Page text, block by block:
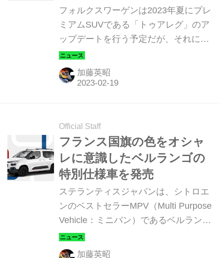
テスト！ 2023年夏にワール
ドプレミア
フォルクスワーゲンは2023年夏にプレ
ミアムSUVである「トゥアレグ」のア
ップデートを行う予定だが、それに先
立ってプロトタイプモデルのテスト写
真を公開した。
加藤英昭
Official Staff
フランス国旗の色をオシャ
レに意識したベルランゴの
特別仕様車を発売
ステランティスジャパンは、シトロエ
ンのベストセラーMPV（Multi Purpose
Vehicle：ミニバン）であるベルランゴ
（BERLINGO）をベースに、フランス
国旗をモチーフとしたカラーをもと
加藤英昭